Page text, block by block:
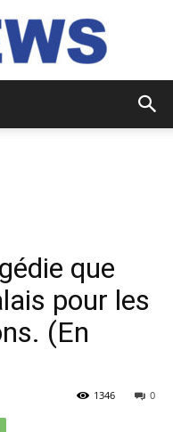
que
pour les
(En
0
1346